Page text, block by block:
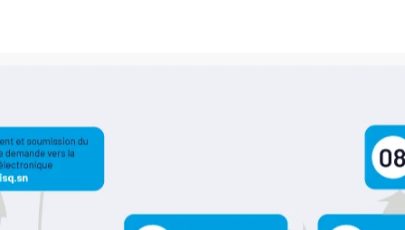
La certification JTI atteste de la qualité du journalisme
yeux du public.